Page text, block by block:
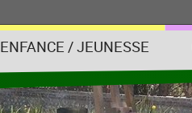
ENFANCE / JEUNESSE